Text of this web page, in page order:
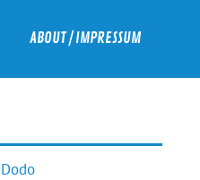
ABOUT / IMPRESSUM